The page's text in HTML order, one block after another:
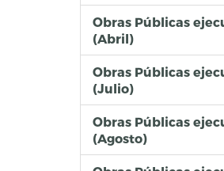
Obras Públicas
(Abril)
Obras Públicas
(Julio)
Obras Públicas
(Agosto)